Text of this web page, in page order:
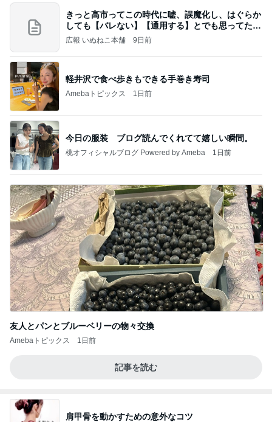
きっと高市ってこの時代に嘘、誤魔化し、はぐらか
しても【バレない】【通用する】とでも思ってたん
だろ
広報 いぬねこ本舗 9日前
軽井沢で食べ歩きもできる手巻き寿司
Amebaトピックス 1日前
今日の服装 ブログ読んでくれてて嬉しい瞬間。
桃オフィシャルブログ Powered by Ameba 1日前
友人とパンとブルーベリーの物々交換
Amebaトピックス 1日前
記事を読む
肩甲骨を動かすための意外なコツ